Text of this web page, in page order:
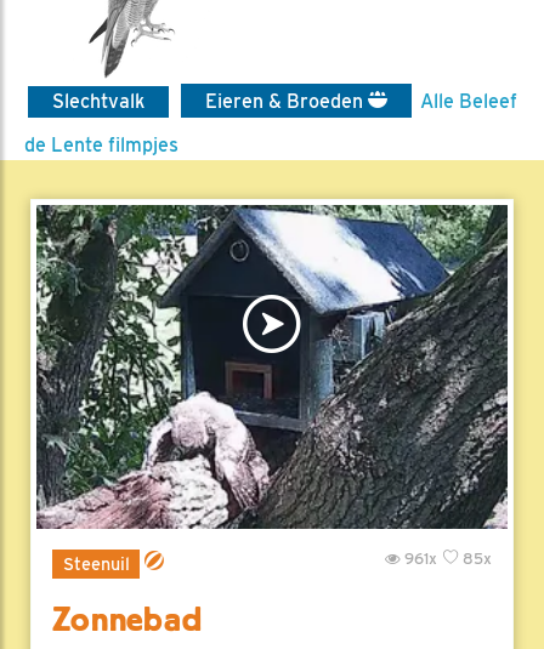
Slechtvalk Eieren & Broeden
Alle Beleef
de Lente filmpjes
Steenuil 85x
961x
Zonnebad